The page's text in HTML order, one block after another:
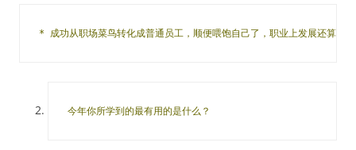
* 成功从职场菜鸟转化成普通员工，顺便喂饱自己了，职业上发展还算顺利
今年你所学到的最有用的是什么？